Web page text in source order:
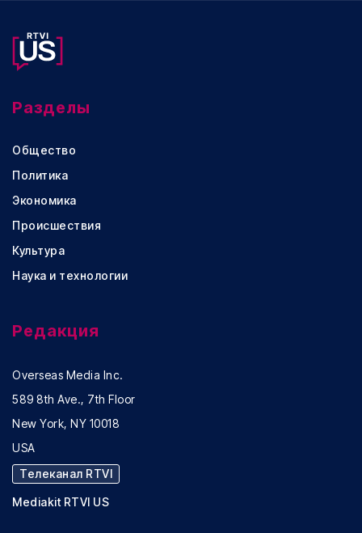
Разделы
Общество
Политика
Экономика
Происшествия
Культура
Наука и технологии
Редакция
Overseas Media Inc.
589 8th Ave., 7th Floor
New York, NY 10018
USA
Телеканал RTVI
Mediakit RTVI US